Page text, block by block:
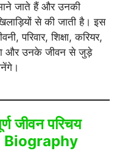
जाते हैं और उनकी
से की जाती है। इस
परिवार, शिक्षा, करियर,
और उनके जीवन से जुड़े
जीवन परिचय
Biography